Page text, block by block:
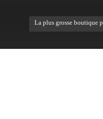
La plus grosse boutique